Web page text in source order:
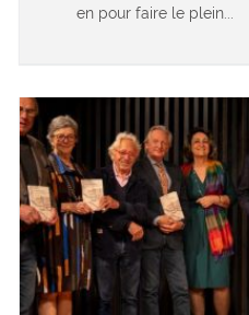
en pour faire le plein...